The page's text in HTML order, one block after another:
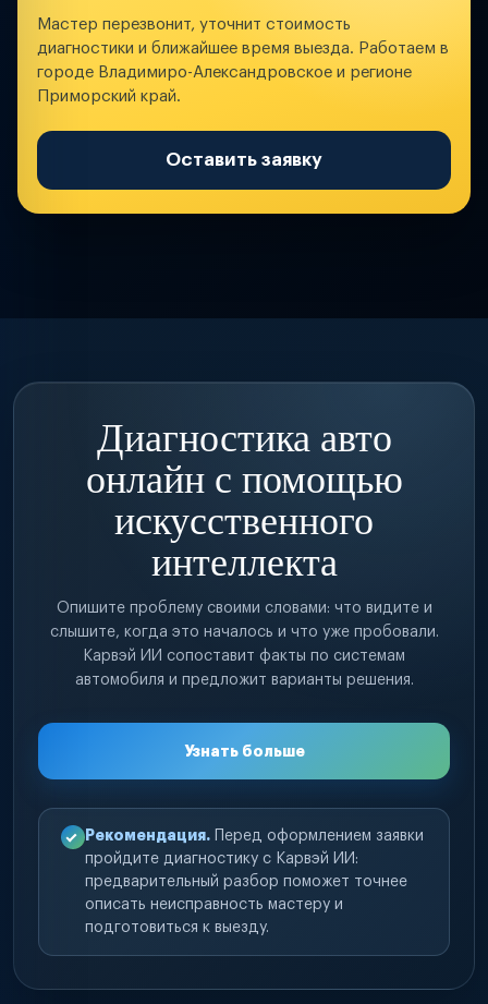
Мастер перезвонит, уточнит стоимость
диагностики и ближайшее время выезда. Работаем в
городе Владимиро-Александровское и регионе
Приморский край.
Оставить заявку
Диагностика авто
онлайн с помощью
искусственного
интеллекта
Опишите проблему своими словами: что видите и
слышите, когда это началось и что уже пробовали.
Карвэй ИИ сопоставит факты по системам
автомобиля и предложит варианты решения.
Узнать больше
Рекомендация. Перед оформлением заявки
пройдите диагностику с Карвэй ИИ:
предварительный разбор поможет точнее
описать неисправность мастеру и
подготовиться к выезду.